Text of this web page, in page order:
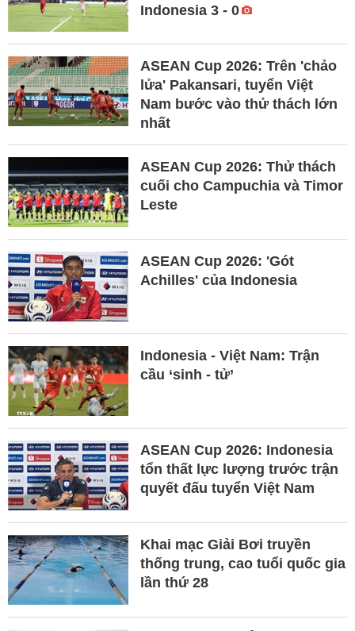
Indonesia 3 - 0
ASEAN Cup 2026: Trên 'chảo
lửa' Pakansari, tuyển Việt
Nam bước vào thử thách lớn
nhất
ASEAN Cup 2026: Thử thách
cuối cho Campuchia và Timor
Leste
ASEAN Cup 2026: 'Gót
Achilles' của Indonesia
Indonesia - Việt Nam: Trận
cầu ‘sinh - tử’
ASEAN Cup 2026: Indonesia
tổn thất lực lượng trước trận
quyết đấu tuyển Việt Nam
Khai mạc Giải Bơi truyền
thống trung, cao tuổi quốc gia
lần thứ 28